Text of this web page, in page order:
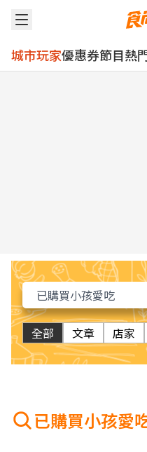
城市玩家優惠券節目熱
全部 文章 店家
已購買小孩愛